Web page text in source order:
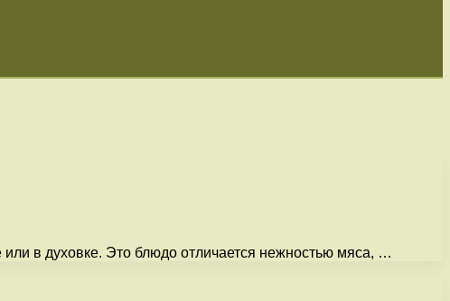
в духовке. Это блюдо отличается нежностью мяса, …